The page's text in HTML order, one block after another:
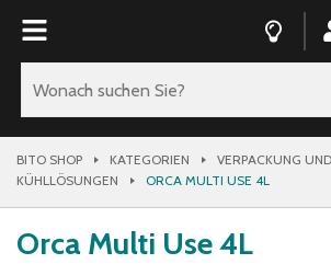
BITO SHOP KATEGORIEN
VERPACKUNG
KÜHLLÖSUNGEN
ORCA MULTI USE 4L
Orca Multi Use 4L